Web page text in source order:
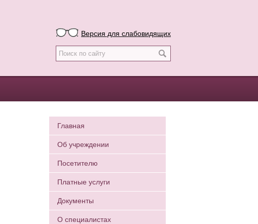
Версия для слабовидящих
Главная
Об учреждении
Посетителю
Платные услуги
Документы
О специалистах